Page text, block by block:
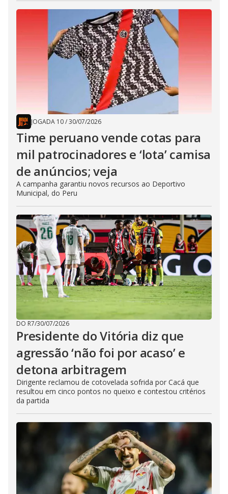
JOGADA 10/30/07/2026
Time peruano vende cotas para
mil patrocinadores e ‘lota’ camisa
de anúncios; veja
A campanha garantiu novos recursos ao Deportivo
Municipal, do Peru
DO R7/30/07/2026
Presidente do Vitória diz que
agressão ‘não foi por acaso’ e
detona arbitragem
Dirigente reclamou de cotovelada sofrida por Cacá que
resultou em cinco pontos no queixo e contestou critérios
da partida